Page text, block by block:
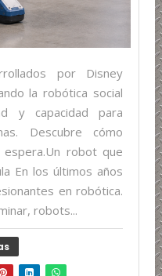
por Disney
la robótica social
y capacidad para
Descubre cómo
robot que
En los últimos años
en robótica.
robots...